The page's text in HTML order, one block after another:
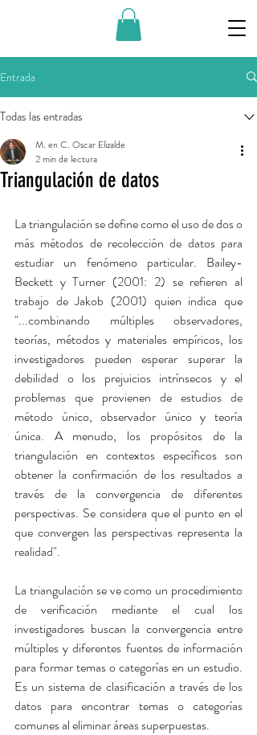
Entrada
Todas las entradas
Triangulación de datos
M. en C. Oscar Elizalde
2 min de lectura
La triangulación se define como el uso de dos o
más métodos de recolección de datos para
estudiar un fenómeno particular. Bailey-
Beckett y Turner (2001: 2) se refieren al
trabajo de Jakob (2001) quien indica que
"...combinando múltiples observadores,
teorías, métodos y materiales empíricos, los
investigadores pueden esperar superar la
debilidad o los prejuicios intrínsecos y el
problemas que provienen de estudios de
método único, observador único y teoría
única. A menudo, los propósitos de la
triangulación en contextos específicos son
obtener la confirmación de los resultados a
través de la convergencia de diferentes
perspectivas. Se considera que el punto en el
que convergen las perspectivas representa la
realidad".
La triangulación se ve como un procedimiento
de verificación mediante el cual los
investigadores buscan la convergencia entre
múltiples y diferentes fuentes de información
para formar temas o categorías en un estudio.
Es un sistema de clasificación a través de los
datos para encontrar temas o categorías
comunes al eliminar áreas superpuestas.